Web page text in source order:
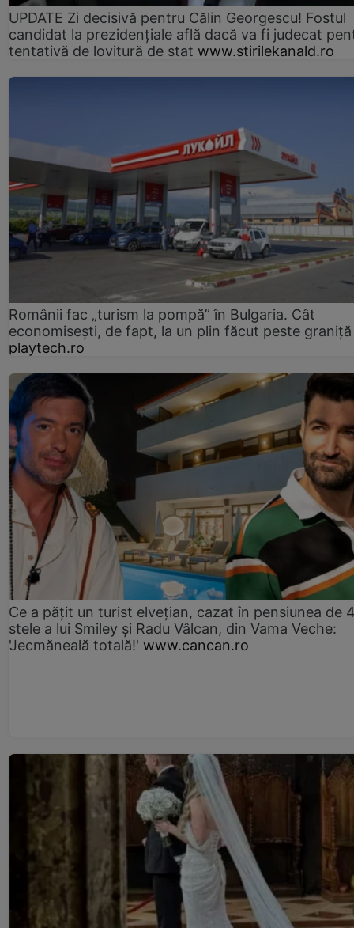
UPDATE Zi decisivă pentru Călin Georgescu! Fostul
candidat la prezidențiale află dacă va fi judecat
tentativă de lovitură de stat www.stirilekanald.ro
Românii fac „turism la pompă” în Bulgaria. Cât
economisești, de fapt, la un plin făcut peste graniță
playtech.ro
Ce a pățit un turist elvețian, cazat în pensiunea de
stele a lui Smiley și Radu Vâlcan, din Vama Veche:
'Jecmăneală totală!' www.cancan.ro